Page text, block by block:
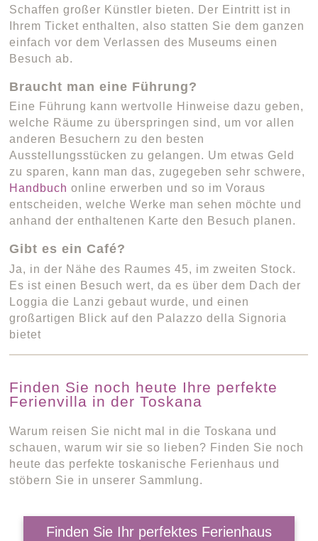
Schaffen großer Künstler bieten. Der Eintritt ist in
Ihrem Ticket enthalten, also statten Sie dem ganzen
einfach vor dem Verlassen des Museums einen
Besuch ab.
Braucht man eine Führung?
Eine Führung kann wertvolle Hinweise dazu geben,
welche Räume zu überspringen sind, um vor allen
anderen Besuchern zu den besten
Ausstellungsstücken zu gelangen. Um etwas Geld
zu sparen, kann man das, zugegeben sehr schwere,
Handbuch online erwerben und so im Voraus
entscheiden, welche Werke man sehen möchte und
anhand der enthaltenen Karte den Besuch planen.
Gibt es ein Café?
Ja, in der Nähe des Raumes 45, im zweiten Stock.
Es ist einen Besuch wert, da es über dem Dach der
Loggia die Lanzi gebaut wurde, und einen
großartigen Blick auf den Palazzo della Signoria
bietet
Finden Sie noch heute Ihre perfekte
Ferienvilla in der Toskana
Warum reisen Sie nicht mal in die Toskana und
schauen, warum wir sie so lieben? Finden Sie noch
heute das perfekte toskanische Ferienhaus und
stöbern Sie in unserer Sammlung.
Finden Sie Ihr perfektes Ferienhaus